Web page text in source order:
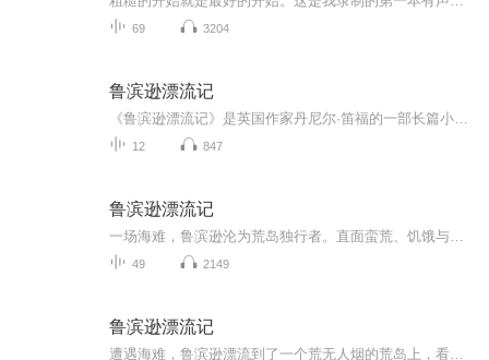
69 3204
鲁滨逊漂流记
12 847
鲁滨逊漂流记
49 2149
鲁滨逊漂流记